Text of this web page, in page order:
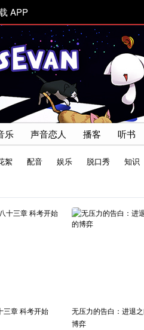
APP
乐 声音恋人 播客 听书
絮 配音 娱乐 脱口秀 知识
三章 科考开始
无压力的告白：进退
博弈